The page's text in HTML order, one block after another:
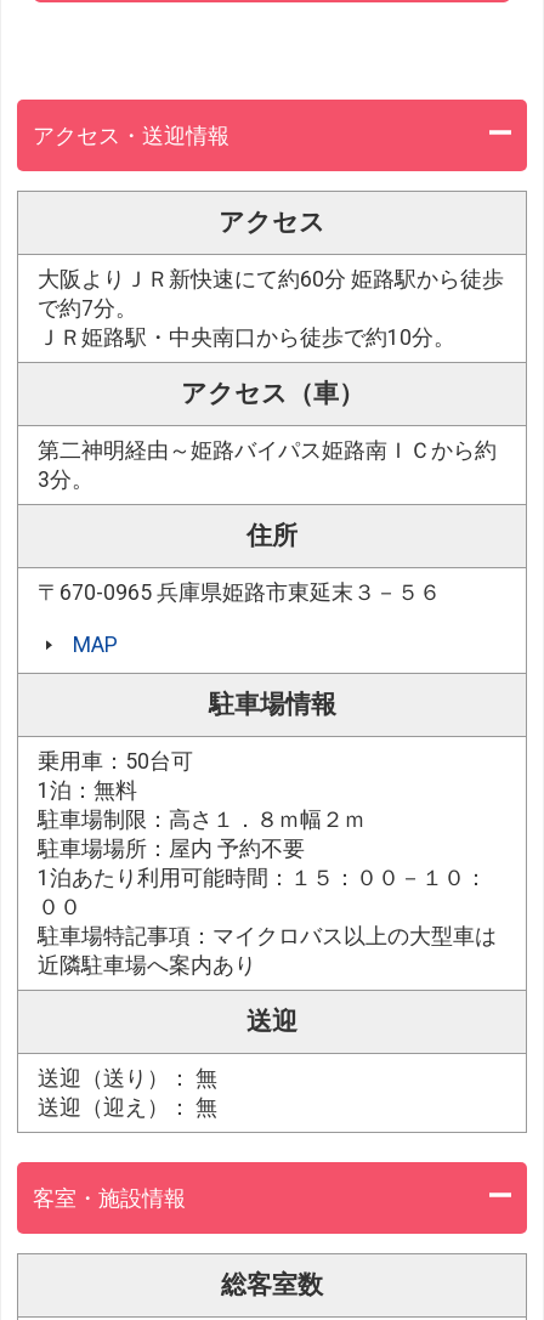
アクセス・送迎情報
アクセス
大阪よりＪＲ新快速にて約60分 姫路駅から徒歩
で約7分。
ＪＲ姫路駅・中央南口から徒歩で約10分。
アクセス（車）
第二神明経由～姫路バイパス姫路南ＩＣから約
3分。
住所
〒670-0965 兵庫県姫路市東延末３－５６
MAP
駐車場情報
乗用車：50台可
1泊：無料
駐車場制限：高さ１．８ｍ幅２ｍ
駐車場場所：屋内 予約不要
1泊あたり利用可能時間：１５：００－１０：
００
駐車場特記事項：マイクロバス以上の大型車は
近隣駐車場へ案内あり
送迎
送迎（送り）： 無
送迎（迎え）： 無
客室・施設情報
総客室数